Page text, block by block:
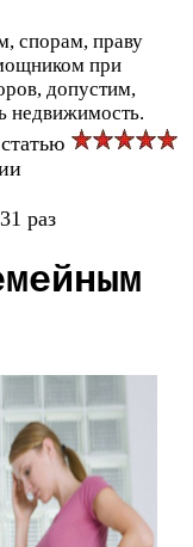
спорам, праву
при
допустим,
недвижимость.
раз